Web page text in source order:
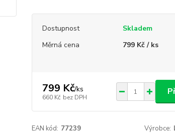
Dostupnost
Skladem
Měrná cena
799 Kč / ks
799 Kč/ks
660 Kč bez DPH
EAN kód: 77239 Výrobce: